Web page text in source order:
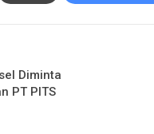
Diminta
PT PITS